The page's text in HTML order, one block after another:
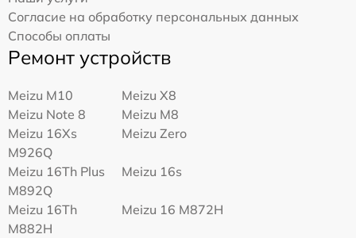
Согласие на обработку персональных данных
Способы оплаты
Ремонт устройств
Meizu M10
Meizu X8
Meizu Note 8
Meizu M8
Meizu 16Xs
M926Q
Meizu Zero
Meizu 16Th Plus
M892Q
Meizu 16s
Meizu 16Th
M882H
Meizu 16 M872H